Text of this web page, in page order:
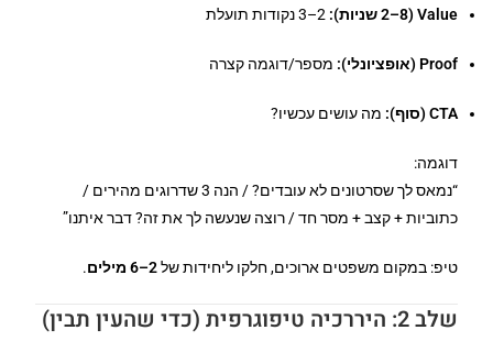
Value (2–8 שניות):
Proof (אופציונלי): מספר/דוגמה קצרה
CTA (סוף): מה עושים עכשיו?
דוגמה:
“נמאס לך שסרטונים לא עובדים? / הנה 3 שדרוגים מהירים /
כתוביות + קצב + מסר חד / רוצה שנעשה לך את זה? דבר איתנו”
טיפ: במקום משפטים ארוכים, חלקו ליחידות של2–6 מילים .
שלב 2: היררכיה טיפוגרפית (כדי שהעין תבין)